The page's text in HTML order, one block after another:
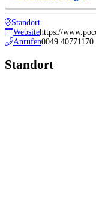
Standort
Websitehttps://
Anrufen0049 40771170
Standort